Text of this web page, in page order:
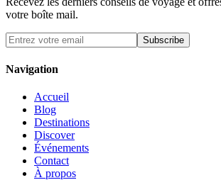
votre boîte mail.
Subscribe
Navigation
Accueil
Blog
Destinations
Discover
Événements
Contact
À propos